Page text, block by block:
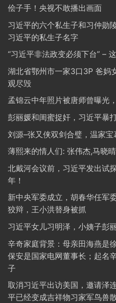
侩子手！央视不敢播出画面
习近平的六个私生子和习仲勋
习近平的私生子名字
“习近平非法政变必须下台” –
湖北省鄂州市一家3口3P 爸妈
观尽毁
孟锦云中年照片被唐师曾曝光
彭丽媛和闺蜜捉奸，习近平暴
刘源–张又侠双剑合璧，温家
薄熙来的情人们: 张伟杰,马晓
北戴河会议前，习近平发出试
年！
新中央军委成立，胡春华任军
狡辩，王小洪替身被抓
习近平女儿习明泽，小姨子彭
辛奇家庭背景：母亲田海燕是
保安是国家电网董事长；起名
子
取消习近平出访美国，邀请泽
平已经变成吉祥物习家军鸟兽